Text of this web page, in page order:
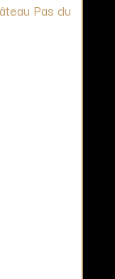
Pas du